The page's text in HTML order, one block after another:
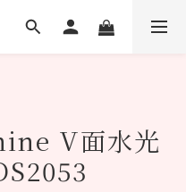
V面水光